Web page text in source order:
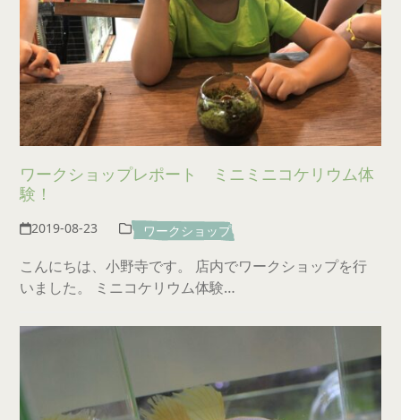
ワークショップレポート ミニミニコケリウム体
験！
2019-08-23 ワークショップ
こんにちは、小野寺です。 店内でワークショップを行
いました。 ミニコケリウム体験…